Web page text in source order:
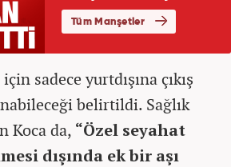
sadece yurtdışına çıkış
belirtildi. Sağlık
Koca da, “Özel seyahat
dışında ek bir aşı